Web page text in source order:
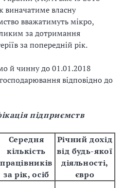
виначатиме власну
вважатимуть мікро,
за дотримання
за попередній рік.
й чинну до 01.01.2018
відповідно до
підприємств
Середня
кількість
працівників
за рік, осіб
Річний дохід
від будь-якої
діяльності,
євро